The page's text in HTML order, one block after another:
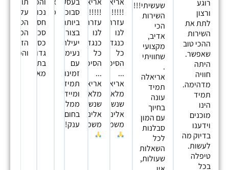
רוגע
ורצון
לתת את
השירות
ההכי טוב
שאפשר.
היתה
חוויה
מדהימה.
תמיד
הינו
מוכנים
וידענו
בדיוק מה
לעשות.
טיפלה
בכל
שעשיתי!!!!
השירות
הכי
אדיב,
מקצועי
שחוויתי
.
אריאלה
תמיד
עונה
בחיוך
עם המון
סבלנות
לכל
השאלות
שעולות,
!!!!!
עזרה
לנו
כנגד
כל
הסיכויים
...
אריאלה
מלאך
שנשלח
אלינו
משמיים
!!!!!
עזרה
לנו
כנגד
כל
הסיכויים
...
אריאלה
מלאך
שנשלח
אלינו
משמיים
סבוכה
ביותר
בצורה
יעילה,
נעימה
עם
זמינות
תמידית
ומיידית.
ממליצה
בחום
ענק!
מילים
נכונה
חסכנו
סכומי
כסף
גדולים
בתקופה
מאתגרת
על
הטיפול
המסור.,
הזמינות